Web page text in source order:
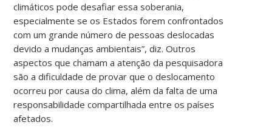
climáticos pode desafiar essa soberania,
especialmente se os Estados forem confrontados
com um grande número de pessoas deslocadas
devido a mudanças ambientais”, diz. Outros
aspectos que chamam a atenção da pesquisadora
são a dificuldade de provar que o deslocamento
ocorreu por causa do clima, além da falta de uma
responsabilidade compartilhada entre os países
afetados.